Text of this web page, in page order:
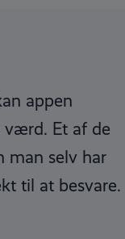
appen
værd. Et af de
man selv har
til at besvare.